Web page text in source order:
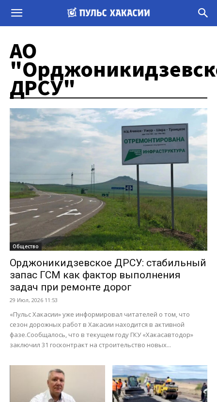
АО
ДРСУ"
Общество
Орджоникидзевское ДРСУ: стабильный
запас ГСМ как фактор выполнения
задач при ремонте дорог
29 Июл, 2026 11:53
«Пульс Хакасии» уже информировал читателей о том, что
сезон дорожных работ в Хакасии находится в активной
фазе.Сообщалось, что в текущем году ГКУ «Хакасавтодор»
заключил 31 госконтракт на строительство новых...